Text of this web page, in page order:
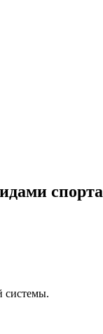
спорта
системы.